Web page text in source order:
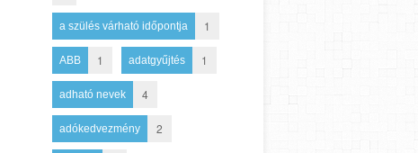
a szülés várható időpontja 1
ABB 1 adatgyűjtés 1
adható nevek 4
adókedvezmény 2